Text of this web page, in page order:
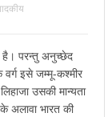
है। परन्तु अनुच्छेद
वर्ग इसे जम्मू-कश्मीर
उसकी मान्यता
अलावा भारत की